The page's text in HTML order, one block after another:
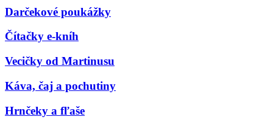
Darčekové poukážky
Čítačky e-kníh
Vecičky od Martinusu
Káva, čaj a pochutiny
Hrnčeky a fľaše